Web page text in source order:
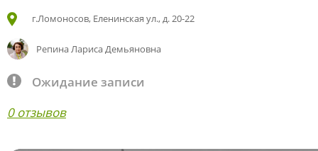
г.Ломоносов, Еленинская ул., д. 20-22
Репина Лариса Демьяновна
Ожидание записи
0 отзывов